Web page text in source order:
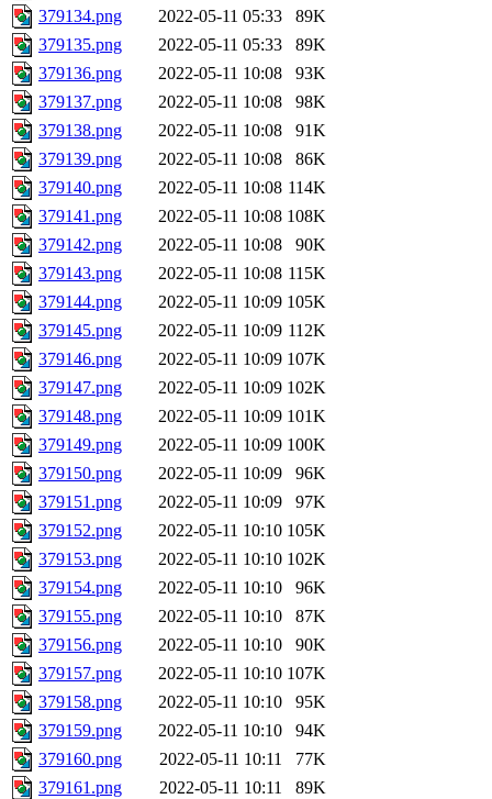
379134.png
2022-05-11 05:33
89K
379135.png
2022-05-11 05:33
89K
379136.png
2022-05-11 10:08
93K
379137.png
2022-05-11 10:08
98K
379138.png
2022-05-11 10:08
91K
379139.png
2022-05-11 10:08
86K
379140.png
2022-05-11 10:08 114K
379141.png
2022-05-11 10:08 108K
379142.png
2022-05-11 10:08
90K
379143.png
2022-05-11 10:08 115K
379144.png
2022-05-11 10:09 105K
379145.png
2022-05-11 10:09 112K
379146.png
2022-05-11 10:09 107K
379147.png
2022-05-11 10:09 102K
379148.png
2022-05-11 10:09 101K
379149.png
2022-05-11 10:09 100K
379150.png
2022-05-11 10:09
96K
379151.png
2022-05-11 10:09
97K
379152.png
2022-05-11 10:10 105K
379153.png
2022-05-11 10:10 102K
379154.png
2022-05-11 10:10
96K
379155.png
2022-05-11 10:10
87K
379156.png
2022-05-11 10:10
90K
379157.png
2022-05-11 10:10 107K
379158.png
2022-05-11 10:10
95K
379159.png
2022-05-11 10:10
94K
379160.png
2022-05-11 10:11
77K
379161.png
2022-05-11 10:11
89K